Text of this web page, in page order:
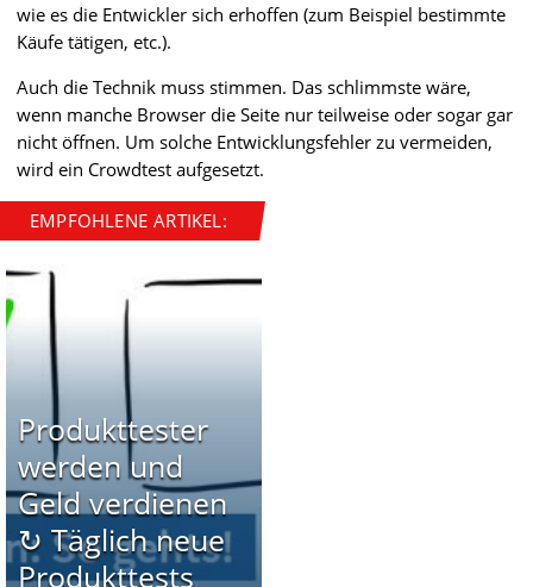
wie es die Entwickler sich erhoffen (zum Beispiel bestimmte
Käufe tätigen, etc.).
Auch die Technik muss stimmen. Das schlimmste wäre,
wenn manche Browser die Seite nur teilweise oder sogar gar
nicht öffnen. Um solche Entwicklungsfehler zu vermeiden,
wird ein Crowdtest aufgesetzt.
EMPFOHLENE ARTIKEL:
Produkttester
werden und
Geld verdienen
↻ Täglich neue
Produkttests